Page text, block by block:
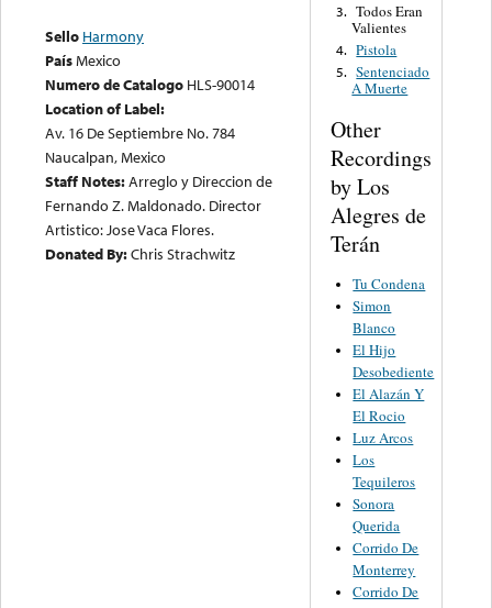
Sello Harmony
PaísMexico
Numero de Catalogo HLS-90014
Location of Label:
Av. 16 De Septiembre No. 784
Naucalpan, Mexico
Staff Notes:Arreglo y Direccion de
Fernando Z. Maldonado. Director
Artistico: Jose Vaca Flores.
Donated By:Chris Strachwitz
3. Todos Eran
Valientes
4. Pistola
5. Sentenciado
A Muerte
Other
Recordings
by Los
Alegres de
Terán
Tu Condena
Simon
Blanco
El Hijo
Desobediente
El Alazán Y
El Rocio
Luz Arcos
Los
Tequileros
Sonora
Querida
Corrido De
Monterrey
Corrido De